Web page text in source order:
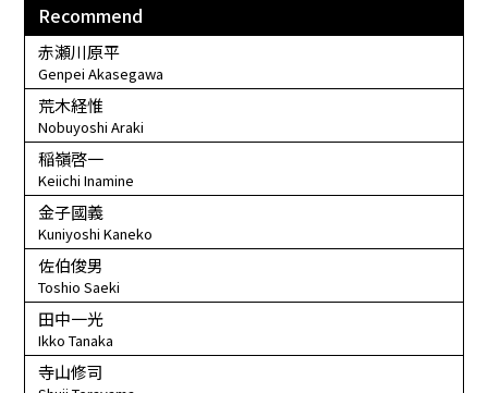
Recommend
赤瀬川原平
Genpei Akasegawa
荒木経惟
Nobuyoshi Araki
稲嶺啓一
Keiichi Inamine
金子國義
Kuniyoshi Kaneko
佐伯俊男
Toshio Saeki
田中一光
Ikko Tanaka
寺山修司